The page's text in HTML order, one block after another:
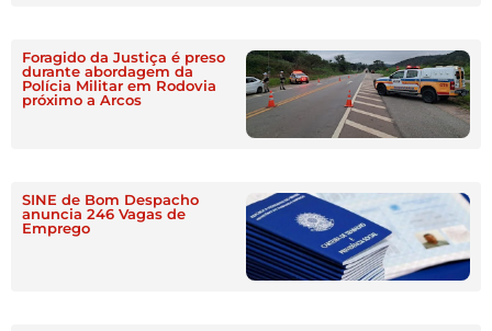
Foragido da Justiça é preso
durante abordagem da
Polícia Militar em Rodovia
próximo a Arcos
SINE de Bom Despacho
anuncia 246 Vagas de
Emprego